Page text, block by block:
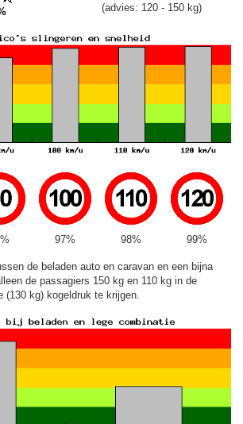
(advies: 120 - 150 kg)
97% 98% 99%
de beladen auto en caravan en een bijna
de passagiers 150 kg en 110 kg in de
(130 kg) kogeldruk te krijgen.